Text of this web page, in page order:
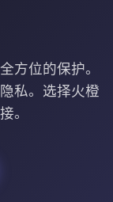
方位的保护。
私。选择火橙
。